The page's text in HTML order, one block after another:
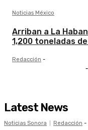
Noticias México
Arriban a La
1,200 toneladas
Redacción -
Latest News
Noticias Sonora Redacción -